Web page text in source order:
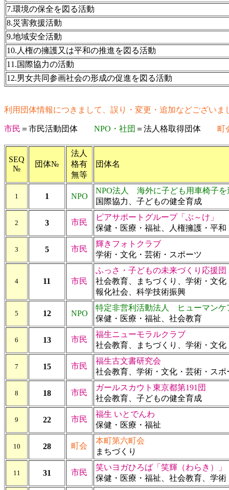
7.環境の保全を図る活動
8.災害救援活動
9.地域安全活動
10.人権の擁護又は平和の推進を図る活動
11.国際協力の活動
12.男女共同参画社会の形成の促進を図る活動
利用団体情報につきまして、誤り・変更・追加などござい
市民 ＝市民活動団体 NPO・社団 ＝法人格取得団体 町
SEQ
№
団体№
法人
格有
無等
団体名
1 1 NPO
NPO法人 海外に子ども用車椅子を
国際協力、子どもの健全育成
2 3 市民
ピアサポートグループ「ぶ～け」
保健・医療・福祉、人権擁護・平和
3 5 市民
輝きフォトクラブ
学術・文化・芸術・スポーツ
4 11 市民
ふっさ・子どもの未来づくり応援
社会教育、まちづくり、学術・文
報化社会、科学技術振興
5 12 NPO
特定非営利活動法人 ヒューマンケ
保健・医療・福祉、社会教育
6 13 市民
福生ニューモラルクラブ
社会教育、まちづくり、学術・文
7 15 市民
福生古文書研究会
社会教育、学術・文化・芸術・スポ
8 18 市民
ガールスカウト東京都第191団
社会教育、子どもの健全育成
9 22 市民
福生 いとでんわ
保健・医療・福祉
10 28 町会
本町第六町会
まちづくり
11 31 市民
笑いヨガひろば「笑輝（わらき）」
保健・医療・福祉、社会教育、学